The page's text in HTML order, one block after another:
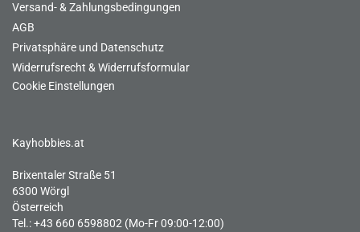
Versand- & Zahlungsbedingungen
AGB
Privatsphäre und Datenschutz
Widerrufsrecht & Widerrufsformular
Cookie Einstellungen
Kayhobbies.at
Brixentaler Straße 51
6300 Wörgl
Österreich
Tel.: +43 660 6598802 (Mo-Fr 09:00-12:00)